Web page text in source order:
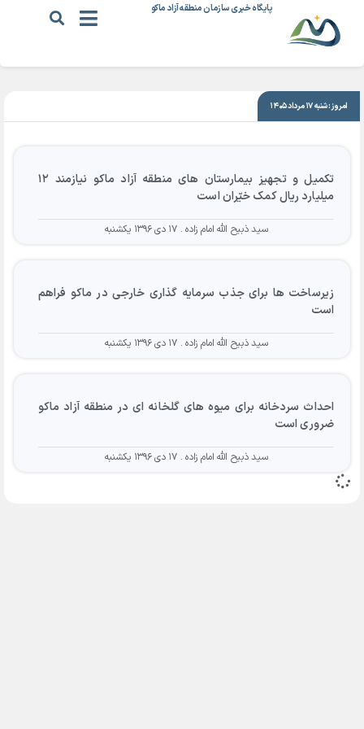
پایگاه خبری سازمان منطقه آزاد ماکو
|۱۷ دی ۱۳۹۶
امروز: شنبه ۱۷ مرداد ۱۴۰۵
تکمیل و تجهیز بیمارستان های منطقه آزاد ماکو نیازمند ۱۲
میلیارد ریال کمک خیّران است
سید ذبیح الله امام زاده ۱۷ دی ۱۳۹۶ یکشنبه
زیرساخت ها برای جذب سرمایه گذاری خارجی در ماکو فراهم
است
سید ذبیح الله امام زاده ۱۷ دی ۱۳۹۶ یکشنبه
احداث سردخانه برای میوه های گلخانه ای در منطقه آزاد ماکو
ضروری است
سید ذبیح الله امام زاده ۱۷ دی ۱۳۹۶ یکشنبه